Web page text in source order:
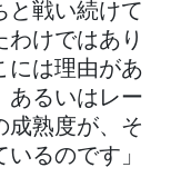
と戦い続けて
わけではあり
には理由があ
あるいはレー
成熟度が、そ
るのです」